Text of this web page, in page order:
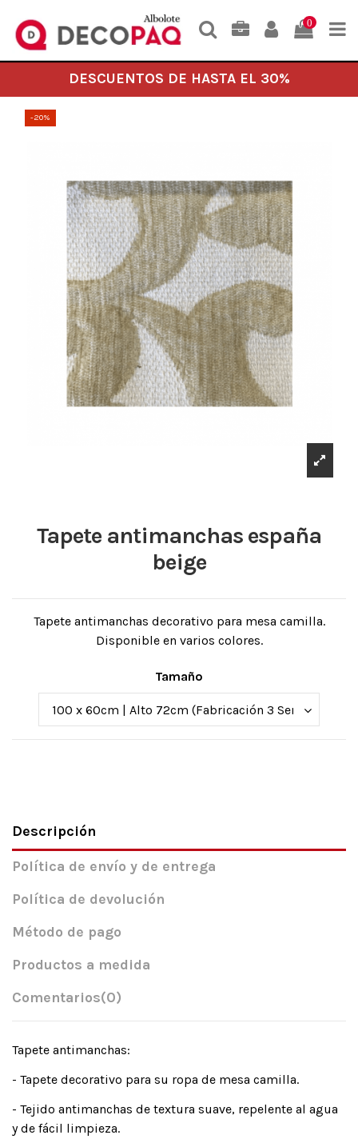
0
DESCUENTOS DE HASTA EL 30%
-20%
Tapete antimanchas españa
beige
Tapete antimanchas decorativo para mesa camilla.
Disponible en varios colores.
Tamaño
Descripción
Política de envío y de entrega
Política de devolución
Método de pago
Productos a medida
Comentarios(0)
Tapete antimanchas:
- Tapete decorativo para su ropa de mesa camilla.
- Tejido antimanchas de textura suave, repelente al agua
y de fácil limpieza.